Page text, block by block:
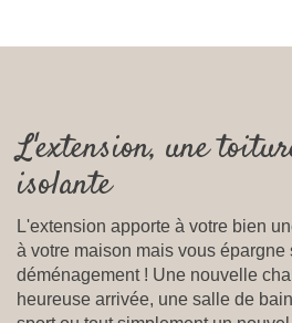
L'extension, une
isolante
L'extension apporte à votre bien
à votre maison mais vous épargne
déménagement ! Une nouvelle
heureuse arrivée, une salle de